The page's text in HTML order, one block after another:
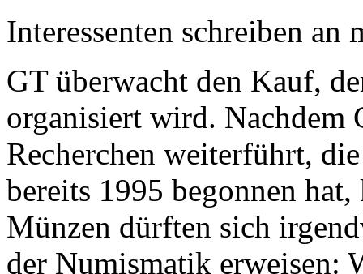
Interessenten schreiben
GT überwacht den Kauf,
organisiert wird. Nachdem
Recherchen weiterführt,
bereits 1995 begonnen
Münzen dürften sich
der Numismatik erweisen: